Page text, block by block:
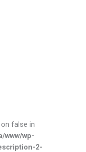
false in
www/wp-
2-